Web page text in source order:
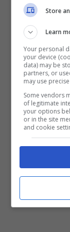
Store
Learn
Your personal
your device
data) may be
partners, or
may use
Some vendors
of legitimate
your options
or in the site
and cookie